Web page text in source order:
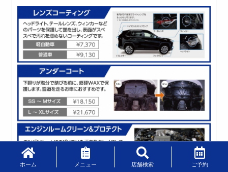
ホーム メニュー 店舗検索 ご予約